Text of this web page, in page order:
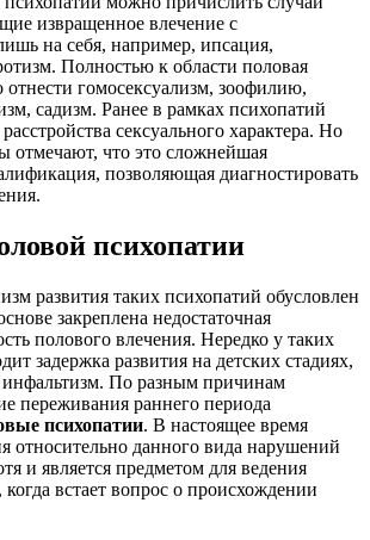
извращенное влечение с
на себя, например, ипсация,
Полностью к области половая
гомосексуализм, зоофилию,
садизм. Ранее в рамках психопатий
сексуального характера. Но
отмечают, что это сложнейшая
позволяющая диагностировать
психопатии
развития таких психопатий обусловлен
закреплена недостаточная
полового влечения. Нередко у таких
задержка развития на детских стадиях,
инфальтизм. По разным причинам
переживания раннего периода
психопатии. В настоящее время
относительно данного вида нарушений
и является предметом для ведения
встает вопрос о происхождении